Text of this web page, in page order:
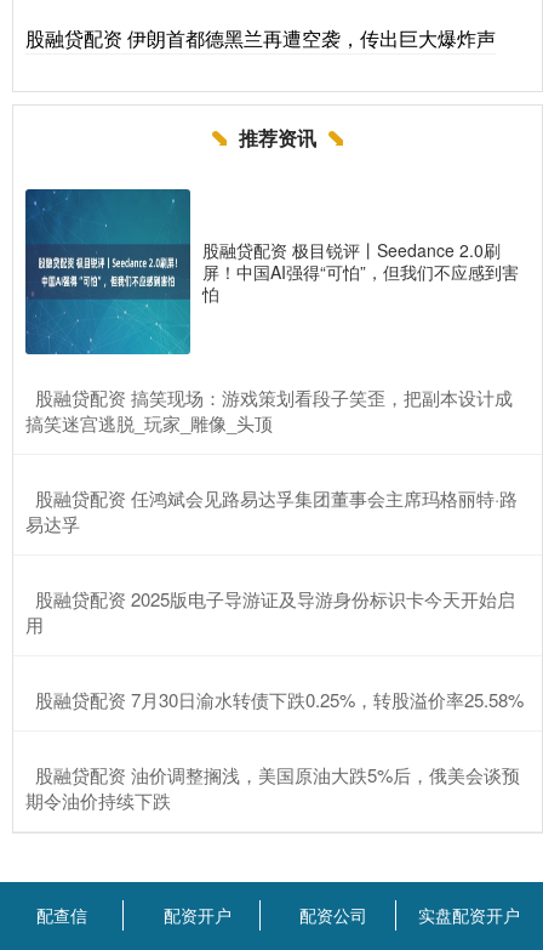
股融贷配资 伊朗首都德黑兰再遭空袭，传出巨大爆炸声
推荐资讯
股融贷配资 极目锐评丨Seedance 2.0刷
屏！中国AI强得“可怕”，但我们不应感到害
怕
​股融贷配资 搞笑现场：游戏策划看段子笑歪，把副本设计成
搞笑迷宫逃脱_玩家_雕像_头顶
​股融贷配资 任鸿斌会见路易达孚集团董事会主席玛格丽特·路
易达孚
​股融贷配资 2025版电子导游证及导游身份标识卡今天开始启
用
​股融贷配资 7月30日渝水转债下跌0.25%，转股溢价率25.58%
​股融贷配资 油价调整搁浅，美国原油大跌5%后，俄美会谈预
期令油价持续下跌
配查信 配资开户 配资公司 实盘配资开户